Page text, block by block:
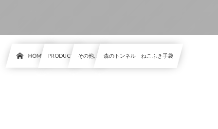
HOME PRODUCT その他, … 森のトンネル ねこふき手袋